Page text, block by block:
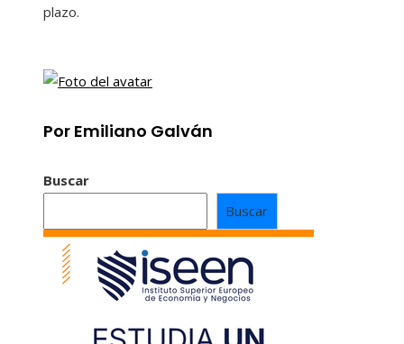
plazo.
Por Emiliano Galván
Buscar
Buscar